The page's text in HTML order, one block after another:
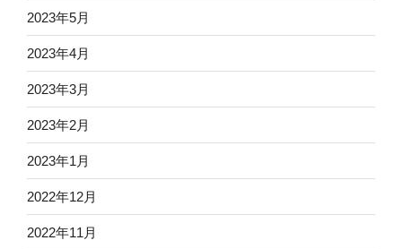
2023年5月
2023年4月
2023年3月
2023年2月
2023年1月
2022年12月
2022年11月